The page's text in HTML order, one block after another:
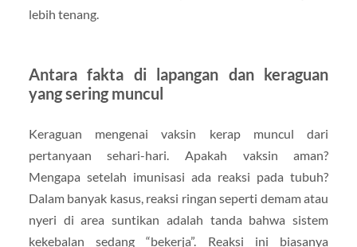
lebih tenang.
Antara fakta di lapangan dan keraguan
yang sering muncul
Keraguan mengenai vaksin kerap muncul dari
pertanyaan sehari-hari. Apakah vaksin aman?
Mengapa setelah imunisasi ada reaksi pada tubuh?
Dalam banyak kasus, reaksi ringan seperti demam atau
nyeri di area suntikan adalah tanda bahwa sistem
kekebalan sedang “bekerja”. Reaksi ini biasanya